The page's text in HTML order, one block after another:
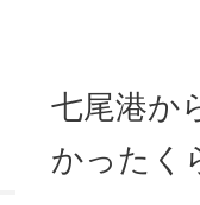
七尾港か
かったく